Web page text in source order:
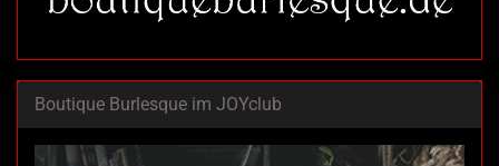
Boutique Burlesque im JOYclub